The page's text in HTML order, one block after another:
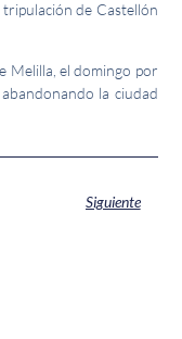
de Castellón
Melilla, el domingo por
la ciudad
Siguiente